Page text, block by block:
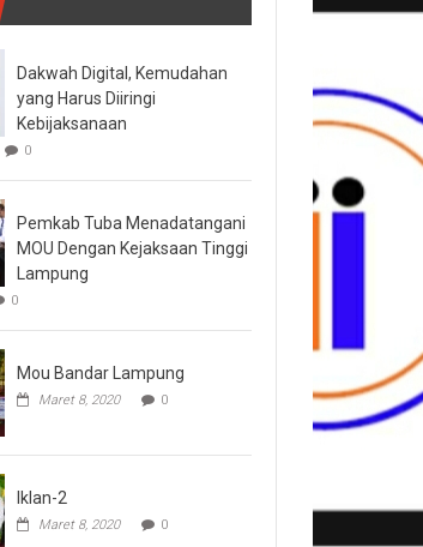
Dakwah Digital, Kemudahan
yang Harus Diiringi
Kebijaksanaan
0
Pemkab Tuba Menadatangani
MOU Dengan Kejaksaan Tinggi
Lampung
0
Mou Bandar Lampung
Maret 8, 2020 0
Iklan-2
Maret 8, 2020 0